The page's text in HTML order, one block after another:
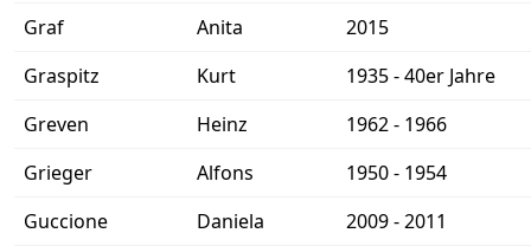
Graf
Anita
2015
Graspitz
Kurt
1935 - 40er Jahre
Greven
Heinz
1962 - 1966
Grieger
Alfons
1950 - 1954
Guccione
Daniela
2009 - 2011